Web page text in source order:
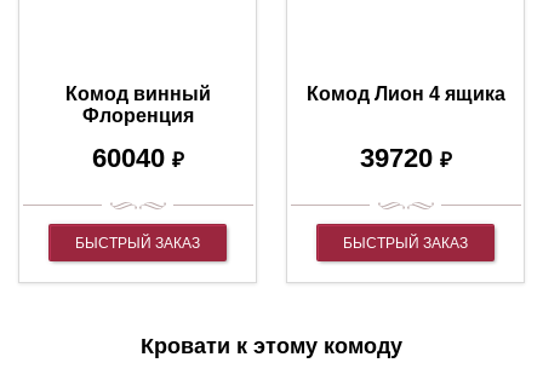
Комод винный
Флоренция
60040 ₽
БЫСТРЫЙ ЗАКАЗ
Комод Лион 4 ящика
39720 ₽
БЫСТРЫЙ ЗАКАЗ
Кровати к этому комоду